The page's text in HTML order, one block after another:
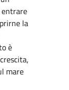
la
è
mare